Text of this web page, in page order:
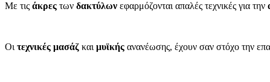
Με τις άκρες των δακτύλων εφαρμόζονται απαλές τεχνικές για την
Οιτεχνικές μασάζ καιμυϊκής ανανέωσης, έχουν σαν στόχο την